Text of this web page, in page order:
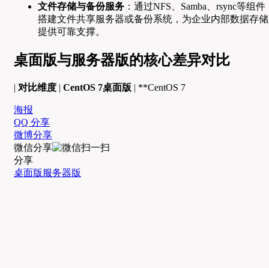
文件存储与备份服务 ：通过NFS、Samba、rsync等组件
搭建文件共享服务器或备份系统，为企业内部数据存储
提供可靠支撑。
桌面版与服务器版的核心差异对比
| 对比维度 | CentOS 7桌面版 | **CentOS 7
海报
QQ 分享
微博分享
微信分享
分享
桌面版 服务器版